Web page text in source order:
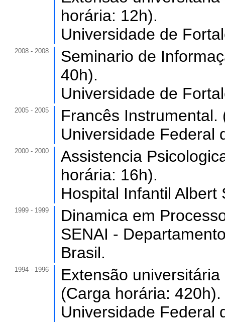
horária: 12h).
Universidade de
2008 - 2008
Seminario de
40h).
Universidade de
2005 - 2005
Francês
Universidade Federal
2000 - 2000
Assistencia
horária: 16h).
Hospital Infantil Albert
1999 - 1999
Dinamica em
SENAI -
Brasil.
1994 - 1996
Extensão
(Carga horária: 420h).
Universidade Federal